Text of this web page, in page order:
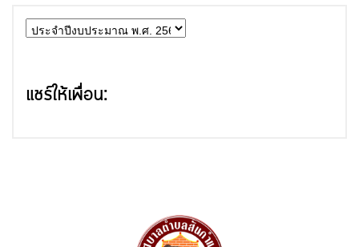
แชร์ให้เพื่อน: